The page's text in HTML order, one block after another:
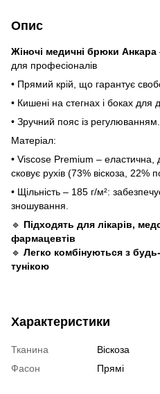
Опис
Жіночі медичні брюки Анкара
для професіоналів
• Прямий крій, що гарантує
• Кишені на стегнах і боках для
• Зручний пояс із регулюванням.
Матеріал:
• Viscose Premium – еластична,
сковує рухів (73% віскоза, 22%
• Щільність – 185 г/м²: забезпечує
зношування.
🔹 Підходять для лікарів,
фармацевтів
🔹 Легко комбінуються з
тунікою
Характеристики
Тканина
Віскоза
Фасон
Прямі